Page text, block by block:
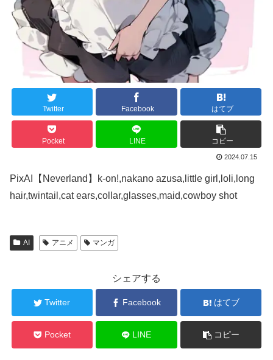
Twitter Facebook はてブ
Pocket LINE コピー
2024.07.15
PixAI【Neverland】k-on!,nakano azusa,little girl,loli,long
hair,twintail,cat ears,collar,glasses,maid,cowboy shot
AI アニメ マンガ
シェアする
Twitter Facebook はてブ
Pocket LINE コピー